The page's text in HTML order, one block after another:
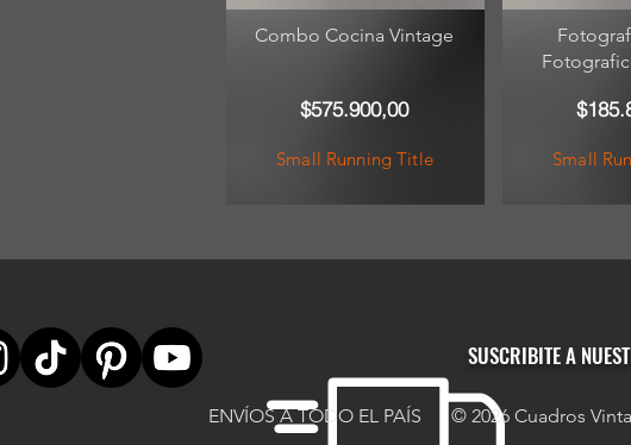
Combo Cocina Vintage
$575.900,00
Small Running Title Small
SUSCRIBITE A
ENVÍOS A TODO EL PAÍS © 2026 Cuadros